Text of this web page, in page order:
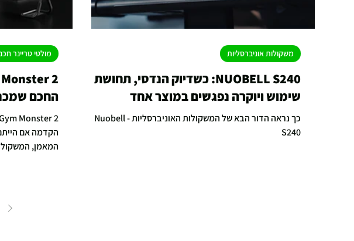
NUOBELL S240: כשדיוק הנדסי, תחושת
שימוש ויוקרה נפגשים במוצר אחד
כך נראה הדור הבא של המשקולות האוניברסליות - Nuobell
S240
משקולות אוניברסליות
החכם
הקדמה אם
המאמן,
מבוססת
מולטי טריינר